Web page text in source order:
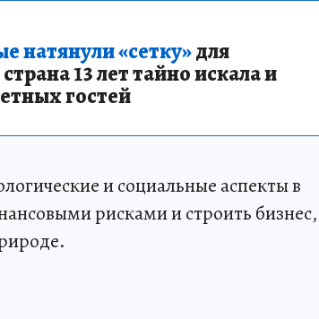
натянули «сетку»для
13 лет тайно искала и
гостей
и социальные аспекты в
рисками и строить бизнес,